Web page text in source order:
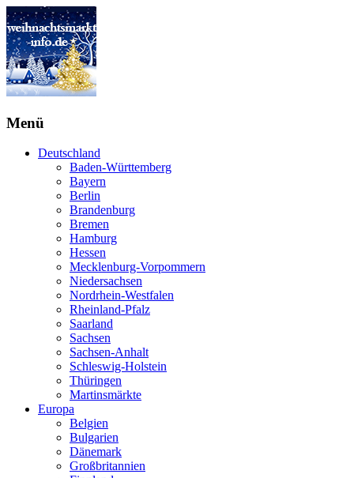
Menü
Deutschland
Baden-Württemberg
Bayern
Berlin
Brandenburg
Bremen
Hamburg
Hessen
Mecklenburg-Vorpommern
Niedersachsen
Nordrhein-Westfalen
Rheinland-Pfalz
Saarland
Sachsen
Sachsen-Anhalt
Schleswig-Holstein
Thüringen
Martinsmärkte
Europa
Belgien
Bulgarien
Dänemark
Großbritannien